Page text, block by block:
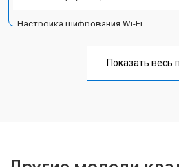
Настройка шифрования Wi-Fi
Замена материнской платы
Показать весь